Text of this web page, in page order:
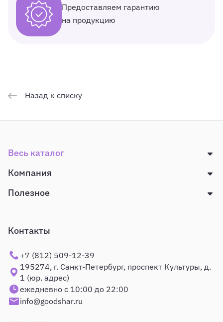
Предоставляем гарантию
на продукцию
Назад к списку
Весь каталог
Компания
Полезное
Контакты
+7 (812) 509-12-39
195274, г. Санкт-Петербург, проспект Культуры, д.
1 (юр. адрес)
ежедневно с 10:00 до 22:00
info@goodshar.ru